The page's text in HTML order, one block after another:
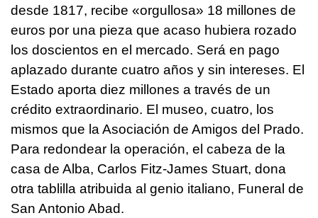
desde 1817, recibe «orgullosa» 18 millones de
euros por una pieza que acaso hubiera rozado
los doscientos en el mercado. Será en pago
aplazado durante cuatro años y sin intereses. El
Estado aporta diez millones a través de un
crédito extraordinario. El museo, cuatro, los
mismos que la Asociación de Amigos del Prado.
Para redondear la operación, el cabeza de la
casa de Alba, Carlos Fitz-James Stuart, dona
otra tablilla atribuida al genio italiano, Funeral de
San Antonio Abad.